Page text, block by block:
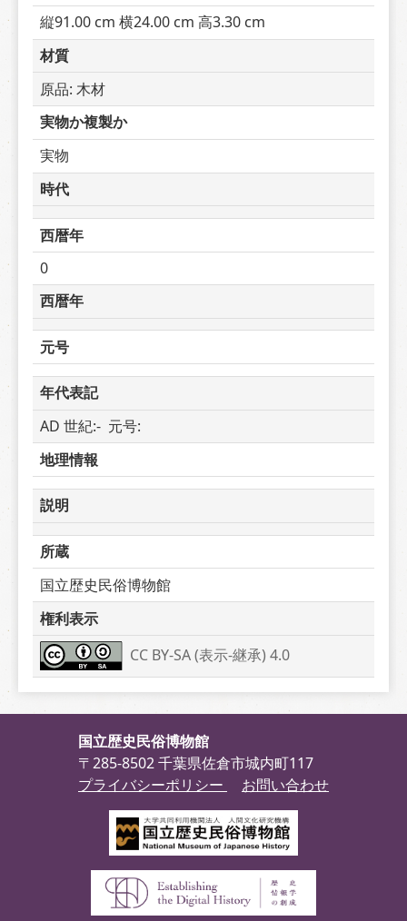
縦91.00 cm 横24.00 cm 高3.30 cm
材質
原品: 木材
実物か複製か
実物
時代
西暦年
0
西暦年
元号
年代表記
AD 世紀:-  元号:
地理情報
説明
所蔵
国立歴史民俗博物館
権利表示
CC BY-SA (表示-継承) 4.0
国立歴史民俗博物館
〒285-8502 千葉県佐倉市城内町117
プライバシーポリシー
お問い合わせ